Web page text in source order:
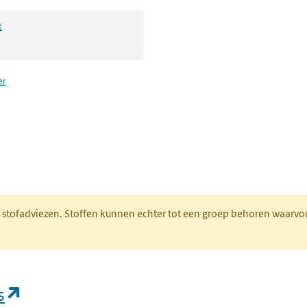
stofadviezen. Stoffen kunnen echter tot een groep behoren